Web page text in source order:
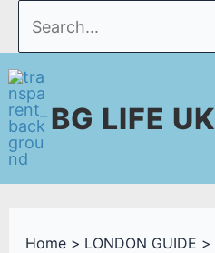
content
BG LIFE UK
Home
LONDON GUIDE